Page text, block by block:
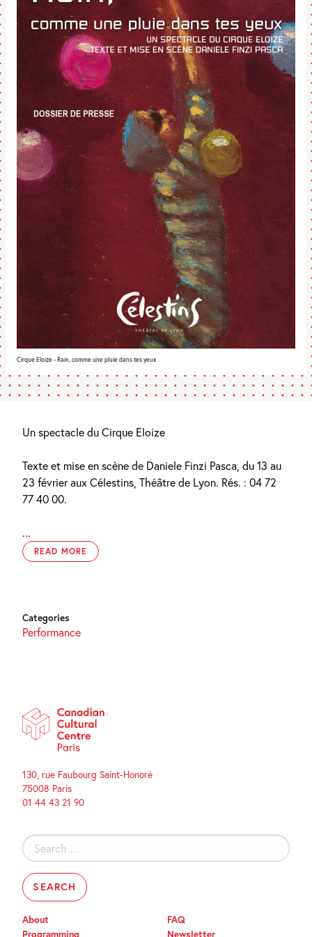
Cirque Eloize - Rain, comme une pluie dans tes yeux
Un spectacle du Cirque Eloize
Texte et mise en scène de Daniele Finzi Pasca, du 13 au
23 février aux Célestins, Théâtre de Lyon. Rés. : 04 72
77 40 00.
...
READ MORE
Categories
Performance
130, rue Faubourg Saint-Honoré
75008 Paris
01 44 43 21 90
Search
for:
About
Programming
FAQ
Newsletter